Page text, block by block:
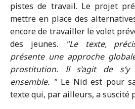
pistes de travail. Le projet
mettre en place des
encore de travailler le volet
des jeunes.
Le texte,
présente une approche
prostitution. Il s’agit de
ensemble.
Le Nid est pour
texte qui, par ailleurs, a suscité